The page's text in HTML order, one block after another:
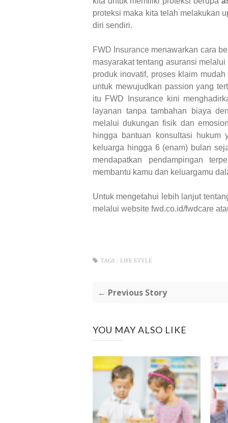
proteksi maka kita telah melakukan
diri sendiri.
FWD Insurance menawarkan cara
masyarakat tentang asuransi
produk inovatif, proses klaim
untuk mewujudkan passion yang
itu FWD Insurance kini
layanan tanpa tambahan biaya
melalui dukungan fisik dan
hingga bantuan konsultasi hukum
keluarga hingga 6 (enam) bulan
mendapatkan pendampingan
membantu kamu dan keluargamu
Untuk mengetahui lebih lanjut
melalui website fwd.co.id/fwdcare
TAGS : LIFE STYLE
← Previous Story
YOU MAY ALSO LIKE